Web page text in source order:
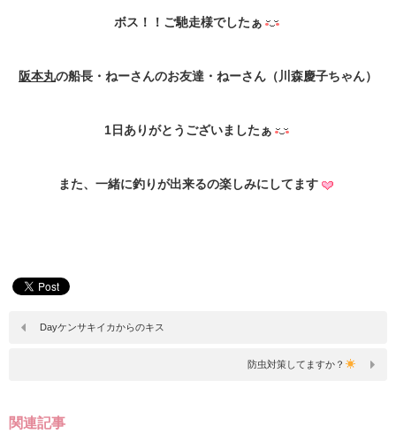
ボス！！ご馳走様でしたぁ
阪本丸の船長・ねーさんのお友達・ねーさん（川森慶子ちゃん）
1日ありがとうございましたぁ
また、一緒に釣りが出来るの楽しみにしてます
Dayケンサキイカからのキス
防虫対策してますか？
関連記事